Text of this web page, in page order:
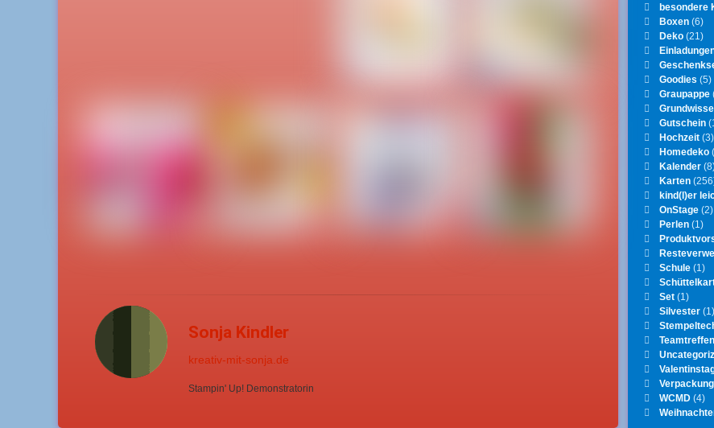
Sonja Kindler
kreativ-mit-sonja.de
Stampin' Up! Demonstratorin
besondere
Boxen(6)
Deko(21)
Goodies (5)
Graupappe
Gutschein
Hochzeit(3)
Homedeko
Kalender
Karten
kind(l)er
OnStage(2)
Perlen(1)
Schule(1)
Set(1)
Silvester(1)
Teamtreffen
WCMD(4)